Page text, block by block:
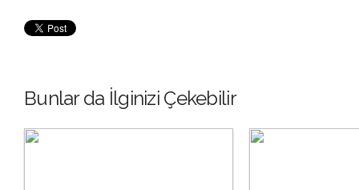
Bunlar da İlginizi Çekebilir